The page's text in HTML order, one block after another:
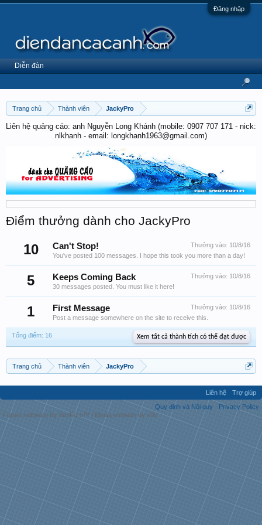
Đăng nhập
Trang chủ Thành viên JackyPro
Liên hệ quảng cáo: anh Nguyễn Long Khánh (mobile: 0907 707 171 - nick:
nlkhanh - email: longkhanh1963@gmail.com)
Điểm thưởng dành cho JackyPro
10 Thưởng vào: 10/8/16
Can't Stop!
You've posted 100 messages. I hope this took you more than a day!
5 Thưởng vào: 10/8/16
Keeps Coming Back
30 messages posted. You must like it here!
1 Thưởng vào: 10/8/16
First Message
Post a message somewhere on the site to receive this.
Tổng điểm: 16 Xem tất cả thành tích có thể đạt được
Trang chủ Thành viên JackyPro
Diễn đàn
Liên hệ
Trợ giúp
Quy định và Nội quy
Privacy Policy
Forum software by XenForo™ | Media embeds by s9e